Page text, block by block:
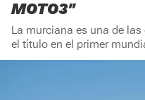
MOTO3"
La murciana es una de
el título en el primer